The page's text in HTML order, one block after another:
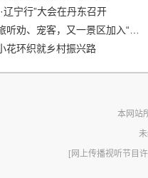
辽宁行”大会在丹东召开
花环织就乡村振兴路
本网站
[网上传播视听节目